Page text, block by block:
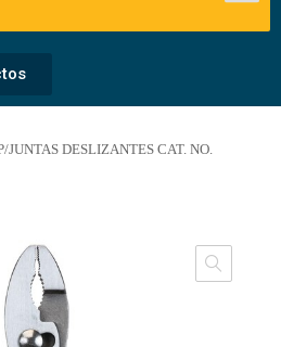
JUNTAS DESLIZANTES CAT. NO.